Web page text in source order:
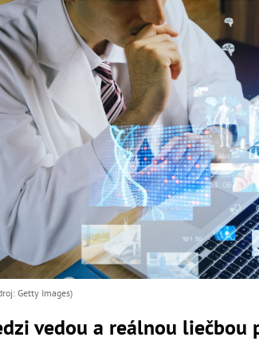
Getty Images)
vedou a reálnou liečbou